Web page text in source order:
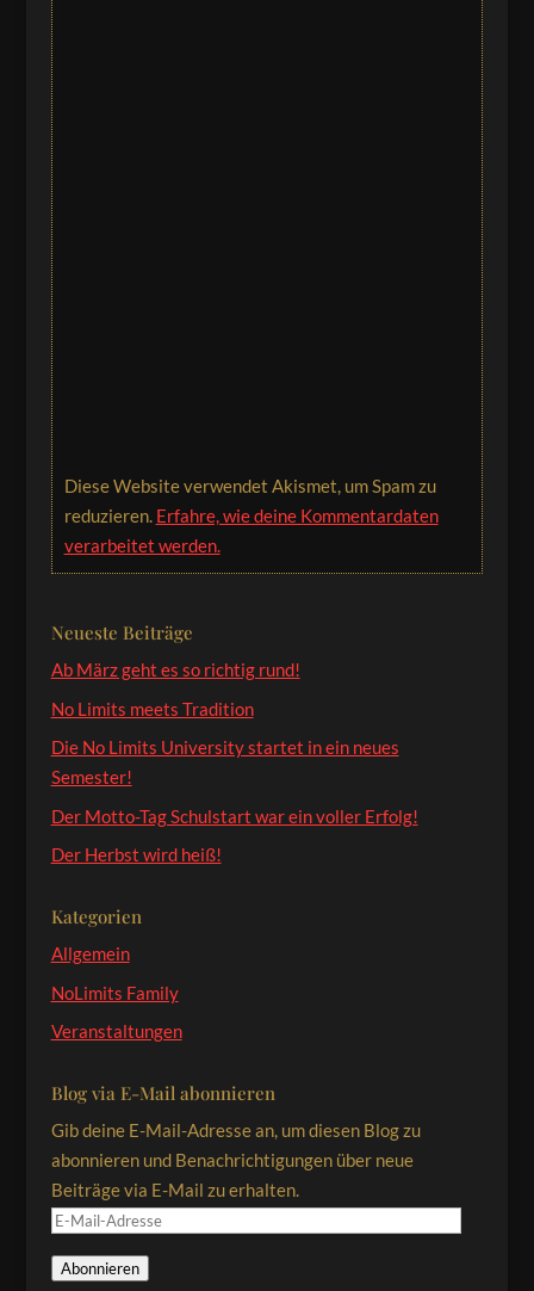
Diese Website verwendet Akismet, um Spam zu
reduzieren. Erfahre, wie deine Kommentardaten
verarbeitet werden.
Neueste Beiträge
Ab März geht es so richtig rund!
No Limits meets Tradition
Die No Limits University startet in ein neues
Semester!
Der Motto-Tag Schulstart war ein voller Erfolg!
Der Herbst wird heiß!
Kategorien
Allgemein
NoLimits Family
Veranstaltungen
Blog via E-Mail abonnieren
Gib deine E-Mail-Adresse an, um diesen Blog zu
abonnieren und Benachrichtigungen über neue
Beiträge via E-Mail zu erhalten.
E-
Adresse
Abonnieren